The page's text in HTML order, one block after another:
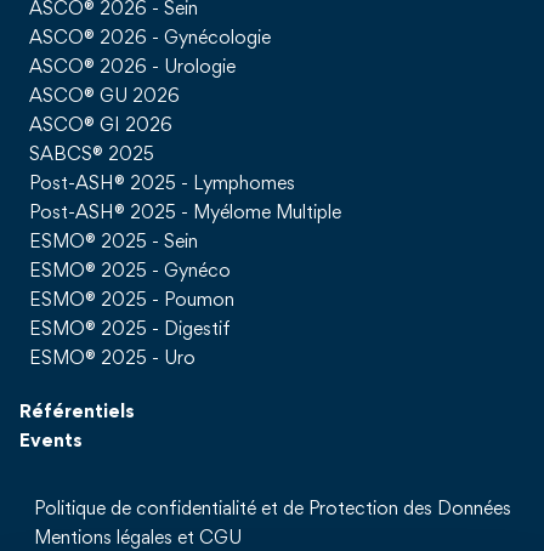
ASCO® 2026 - Sein
ASCO® 2026 - Gynécologie
ASCO® 2026 - Urologie
ASCO® GU 2026
ASCO® GI 2026
SABCS® 2025
Post-ASH® 2025 - Lymphomes
Post-ASH® 2025 - Myélome Multiple
ESMO® 2025 - Sein
ESMO® 2025 - Gynéco
ESMO® 2025 - Poumon
ESMO® 2025 - Digestif
ESMO® 2025 - Uro
Référentiels
Events
Politique de confidentialité et de Protection des Données
Mentions légales et CGU